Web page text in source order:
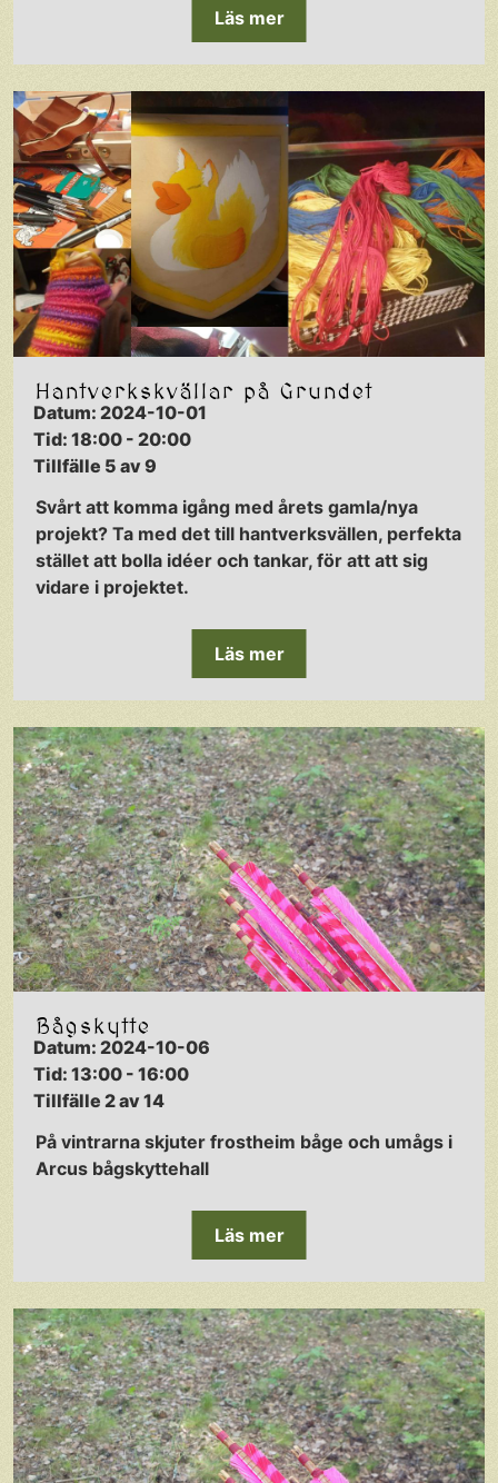
Läs mer
Hantverkskvällar på Grundet
Datum: 2024-10-01
Tid: 18:00 - 20:00
Tillfälle 5 av 9
Svårt att komma igång med årets gamla/nya
projekt? Ta med det till hantverksvällen, perfekta
stället att bolla idéer och tankar, för att att sig
vidare i projektet.
Läs mer
Bågskytte
Datum: 2024-10-06
Tid: 13:00 - 16:00
Tillfälle 2 av 14
På vintrarna skjuter frostheim båge och umågs i
Arcus bågskyttehall
Läs mer